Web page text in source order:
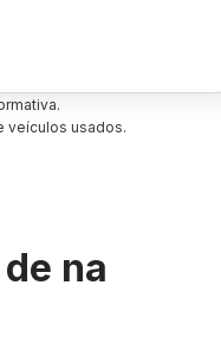
veículos usados.
na